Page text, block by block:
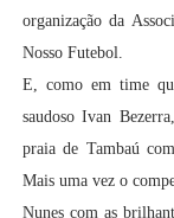
organização da
Nosso Futebol.
E, como em time
saudoso Ivan
praia de Tambaú
Mais uma vez o
Nunes com as